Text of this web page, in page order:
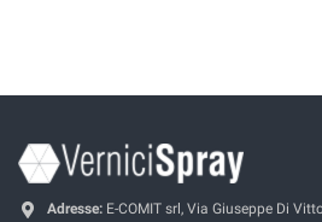
Adresse: E-COMIT srl, Via Giuseppe Di